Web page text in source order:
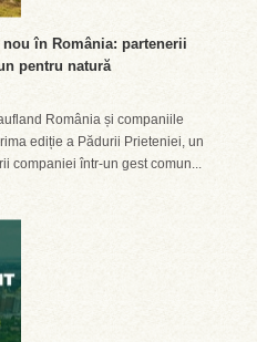
în România: partenerii
pentru natură
România și companiile
ediție a Pădurii Prieteniei, un
companiei într-un gest comun...